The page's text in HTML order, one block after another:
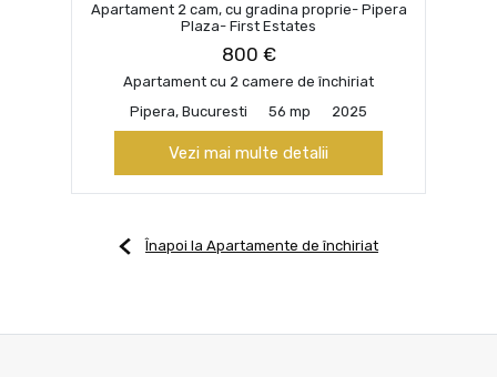
Apartament 2 cam, cu gradina proprie- Pipera
Plaza- First Estates
800 €
Apartament cu 2 camere de închiriat
Pipera, Bucuresti
56 mp 2025
Vezi mai multe detalii
Înapoi la Apartamente de închiriat